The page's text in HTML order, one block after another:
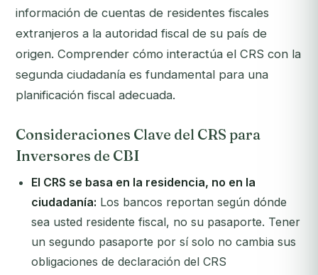
información de cuentas de residentes fiscales
extranjeros a la autoridad fiscal de su país de
origen. Comprender cómo interactúa el CRS con la
segunda ciudadanía es fundamental para una
planificación fiscal adecuada.
Consideraciones Clave del CRS para
Inversores de CBI
El CRS se basa en la residencia, no en la
ciudadanía: Los bancos reportan según dónde
sea usted residente fiscal, no su pasaporte. Tener
un segundo pasaporte por sí solo no cambia sus
obligaciones de declaración del CRS